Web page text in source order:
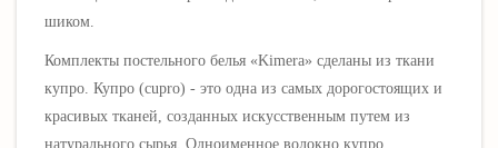
шиком.
Комплекты постельного белья «Kimera» сделаны из ткани
купро. Купро (cupro) - это одна из самых дорогостоящих и
красивых тканей, созданных искусственным путем из
натурального сырья. Одноименное волокно купро